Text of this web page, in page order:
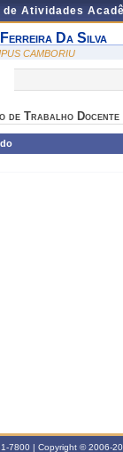
de Atividades
Da Silva
CAMBORIU
de Trabalho Docente
7800 | Copyright © 2006-